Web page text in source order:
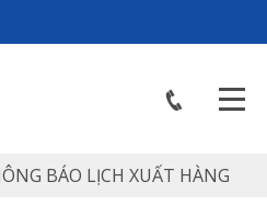
BÁO LỊCH XUẤT HÀNG